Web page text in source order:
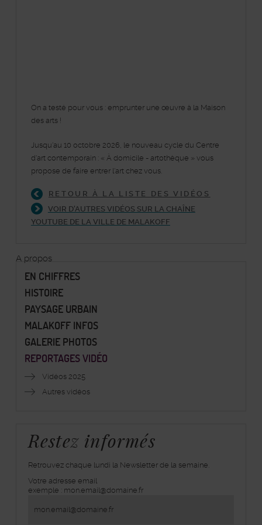
On a testé pour vous : emprunter une œuvre à la Maison
des arts !
Jusqu'au 10 octobre 2026, le nouveau cycle du Centre
d'art contemporain : « À domicile - artothèque » vous
propose de faire entrer l'art chez vous.
RETOUR À LA LISTE DES VIDÉOS
VOIR D'AUTRES VIDÉOS SUR LA CHAÎNE
YOUTUBE DE LA VILLE DE MALAKOFF
À propos
EN CHIFFRES
HISTOIRE
PAYSAGE URBAIN
MALAKOFF INFOS
GALERIE PHOTOS
REPORTAGES VIDÉO
Vidéos 2025
Autres vidéos
Restez informés
Retrouvez chaque lundi la Newsletter de la semaine.
inscrivez-
vous
Votre adresse email
exemple : mon.email@domaine.fr